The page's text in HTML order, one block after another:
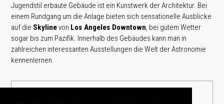
Jugendstil erbaute Gebäude ist ein Kunstwerk der Architektur. Bei
einem Rundgang um die Anlage bieten sich sensationelle Ausblicke
auf die Skylinevon Los Angeles Downtown, bei gutem Wetter
sogar bis zum Pazifik. Innerhalb des Gebäudes kann man in
zahlreichen interessanten Ausstellungen die Welt der Astronomie
kennenlernen.